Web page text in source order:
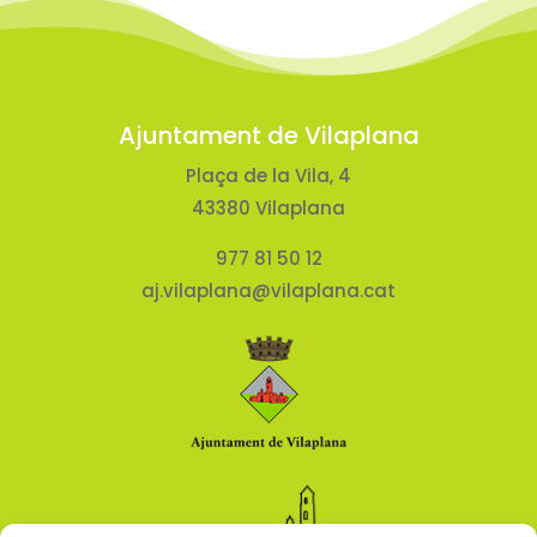
Ajuntament de Vilaplana
Plaça de la Vila, 4
43380 Vilaplana
977 81 50 12
aj.vilaplana@vilaplana.cat